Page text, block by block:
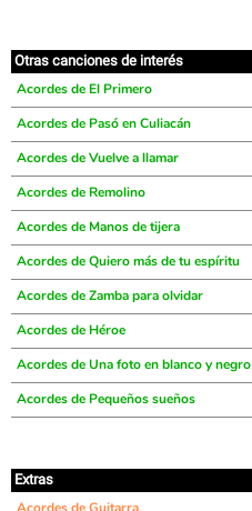
Otras canciones de interés
Acordes de El Primero
Acordes de Pasó en Culiacán
Acordes de Vuelve a llamar
Acordes de Remolino
Acordes de Manos de tijera
Acordes de Quiero más de tu espíritu
Acordes de Zamba para olvidar
Acordes de Héroe
Acordes de Una foto en blanco y negro
Acordes de Pequeños sueños
Extras